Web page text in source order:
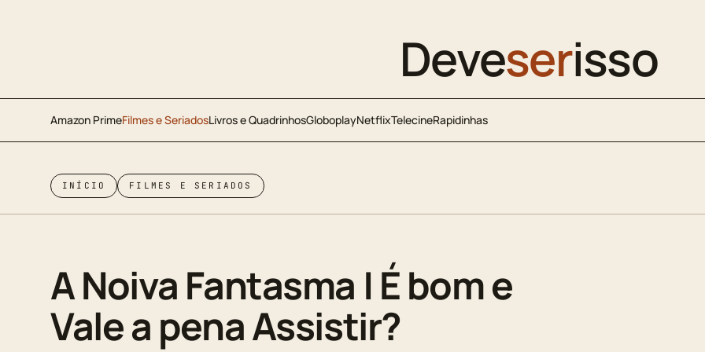
Deveserisso
Amazon PrimeFilmes e SeriadosLivros e QuadrinhosGloboplayNetflixTelecineRapidinhas
INÍCIO FILMES E SERIADOS
A Noiva Fantasma | É bom e
Vale a pena Assistir?